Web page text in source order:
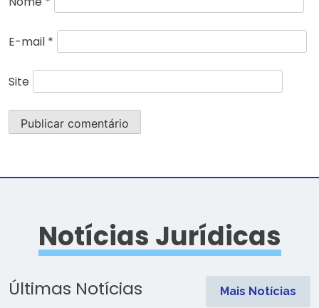
E-mail *
Site
Notícias Jurídicas
Últimas Notícias Mais Notícias